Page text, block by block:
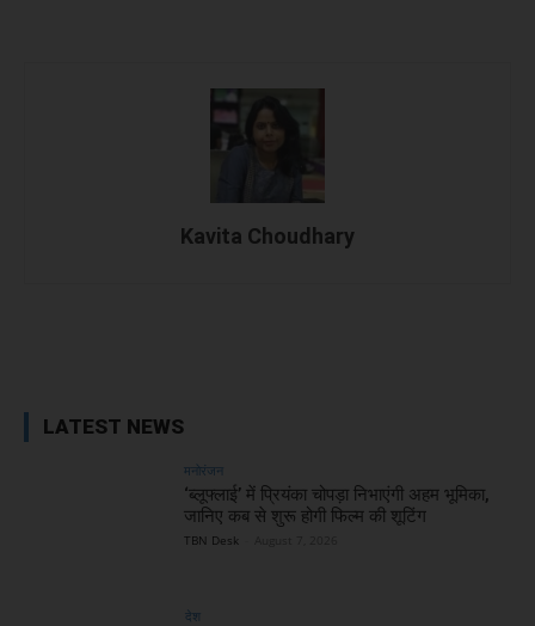
Kavita Choudhary
LATEST NEWS
मनोरंजन
‘ब्लूफ्लाई’ में प्रियंका चोपड़ा निभाएंगी अहम भूमिका,
जानिए कब से शुरू होगी फिल्म की शूटिंग
TBN Desk
देश